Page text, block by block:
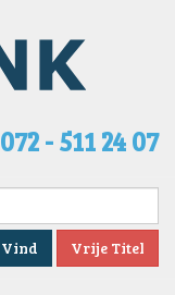
072 - 511 24 07
Vind Vrije Titel